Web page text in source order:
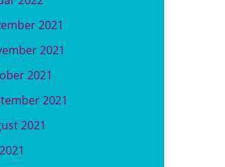
2021
2021
2021
2021
2021